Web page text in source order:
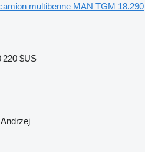
multibenne MAN TGM 18.290
220 $US